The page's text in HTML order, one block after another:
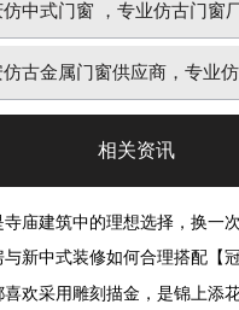
中式门窗 ，专业仿古门窗
古金属门窗供应商，专业
相关资讯
庙建筑中的理想选择，换一次
阳光】
与新中式装修如何合理搭配【
喜欢采用雕刻描金，是锦上添